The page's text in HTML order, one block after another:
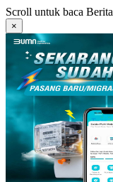
Langsung
ke
konten
Scroll untuk baca Berita
×